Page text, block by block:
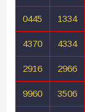
0445 1334
4370 4334
2916 2966
9960 3506